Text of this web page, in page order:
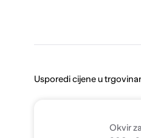
Usporedi cijene u
Okvir